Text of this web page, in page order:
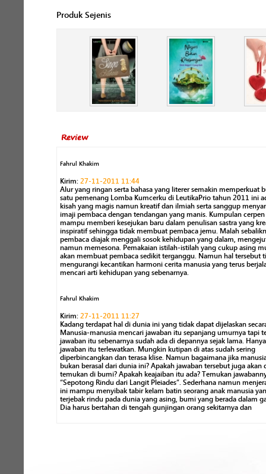
Produk Sejenis
Review
Fahrul Khakim
Kirim: 27-11-2011 11:44
Alur yang ringan serta bahasa yang literer semakin memperkuat
satu pemenang Lomba Kumcerku di LeutikaPrio tahun 2011 ini
kisah yang magis namun kreatif dan ilmiah serta sanggup
imaji pembaca dengan tendangan yang manis. Kumpulan
mampu memberi kesejukan baru dalam penulisan sastra yang
inspiratif sehingga tidak membuat pembaca jemu. Malah
pembaca diajak menggali sosok kehidupan yang dalam,
namun memesona. Pemakaian istilah-istilah yang cukup asing
akan membuat pembaca sedikit terganggu. Namun hal tersebut
mengurangi kecantikan harmoni cerita manusia yang terus
mencari arti kehidupan yang sebenarnya.
Fahrul Khakim
Kirim: 27-11-2011 11:27
Kadang terdapat hal di dunia ini yang tidak dapat dijelaskan
Manusia-manusia mencari jawaban itu sepanjang umurnya tapi
jawaban itu sebenarnya sudah ada di depannya sejak lama.
jawaban itu terlewatkan. Mungkin kutipan di atas sudah sering
diperbincangkan dan terasa klise. Namun bagaimana jika
bukan berasal dari dunia ini? Apakah jawaban tersebut juga akan
temukan di bumi? Apakah keajaiban itu ada? Temukan
“Sepotong Rindu dari Langit Pleiades”. Sederhana namun
ini mampu menyibak tabir kelam batin seorang anak manusia
terjebak rindu pada dunia yang asing, bumi yang berada dalam
Dia harus bertahan di tengah gunjingan orang sekitarnya dan